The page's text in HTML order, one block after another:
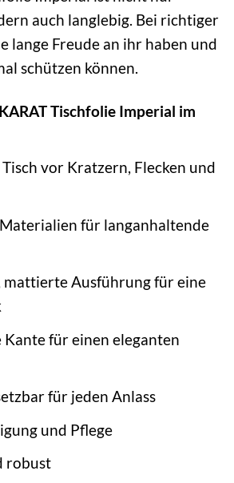
auch langlebig. Bei richtiger
lange Freude an ihr haben und
schützen können.
Tischfolie Imperial im
vor Kratzern, Flecken und
für langanhaltende
mattierte Ausführung für eine
Kante für einen eleganten
für jeden Anlass
und Pflege
robust